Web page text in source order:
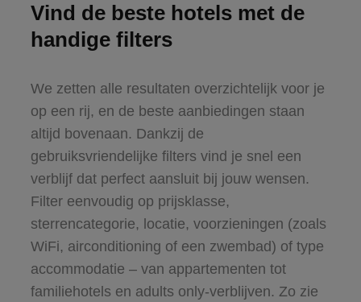
Vind de beste hotels met de
handige filters
We zetten alle resultaten overzichtelijk voor je
op een rij, en de beste aanbiedingen staan
altijd bovenaan. Dankzij de
gebruiksvriendelijke filters vind je snel een
verblijf dat perfect aansluit bij jouw wensen.
Filter eenvoudig op prijsklasse,
sterrencategorie, locatie, voorzieningen (zoals
WiFi, airconditioning of een zwembad) of type
accommodatie – van appartementen tot
familiehotels en adults only-verblijven. Zo zie